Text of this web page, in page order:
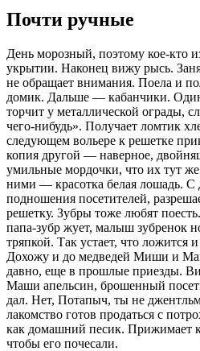
Почти ручные
День морозный, поэтому кое-кто
укрытии. Наконец вижу рысь.
не обращает внимания. Поела и
домик. Дальше — кабанчики. Один
торчит у металлической ограды,
чего-нибудь». Получает ломтик
следующем вольере к решетке
копия другой — наверное,
умильные мордочки, что их тут
ними — красотка белая лошадь. С
подношения посетителей,
решетку. Зубры тоже любят
папа-зубр жует, малыш зубренок
тряпкой. Так устает, что ложится
Дохожу и до медведей Миши и
давно, еще в прошлые приезды.
Маши апельсин, брошенный
дал. Нет, Потапыч, ты не
лакомство готов продаться с
как домашний песик. Прижимает
чтобы его почесали.